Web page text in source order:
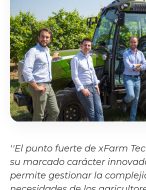
''El punto fuerte de xFarm
su marcado carácter
permite gestionar la